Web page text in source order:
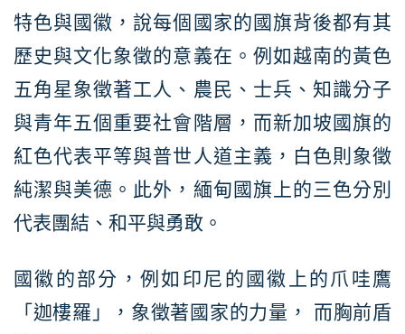
特色與國徽，說每個國家的國旗背後都有其
歷史與文化象徵的意義在。例如越南的黃色
五角星象徵著工人、農民、士兵、知識分子
與青年五個重要社會階層，而新加坡國旗的
紅色代表平等與普世人道主義，白色則象徵
純潔與美德。此外，緬甸國旗上的三色分別
代表團結、和平與勇敢。
國徽的部分，例如印尼的國徽上的爪哇鷹
「迦樓羅」，象徵著國家的力量， 而胸前盾